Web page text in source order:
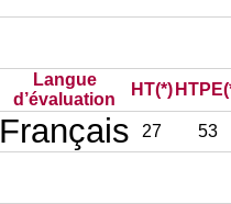
Langue
d’évaluation
HT(*)
Français 27 53